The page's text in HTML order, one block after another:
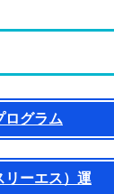
ログラム
リーエス）運